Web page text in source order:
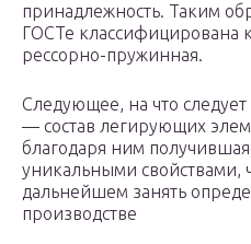
принадлежность. Таким
ГОСТе классифицирована
рессорно-пружинная.
Следующее, на что
— состав легирующих
благодаря ним
уникальными свойствами,
дальнейшем занять
производстве